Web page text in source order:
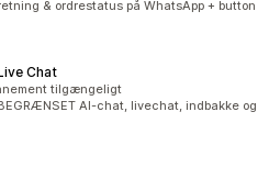
& ordrestatus på WhatsApp + button
Chat
tilgængeligt
AI-chat, livechat, indbakke og